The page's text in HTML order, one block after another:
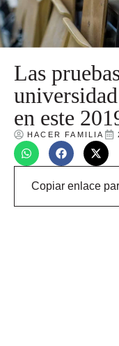
Las
en este
HACER FAMILIA
Copiar enlace